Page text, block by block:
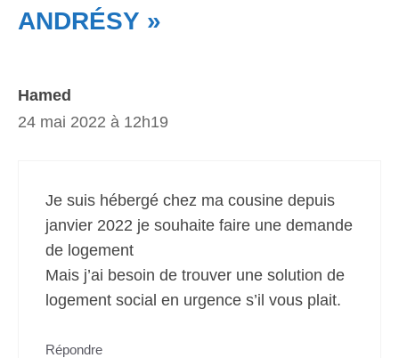
ANDRÉSY »
Hamed
24 mai 2022 à 12h19
Je suis hébergé chez ma cousine depuis
janvier 2022 je souhaite faire une demande
de logement
Mais j’ai besoin de trouver une solution de
logement social en urgence s’il vous plait.
Répondre